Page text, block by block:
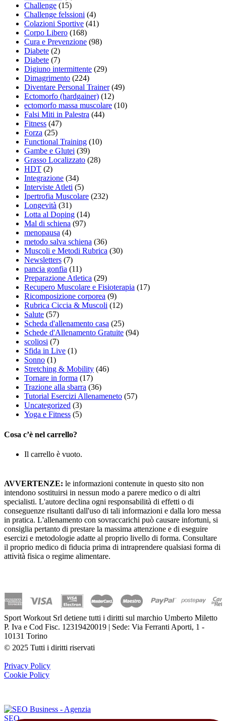
Challenge (15)
Challenge felssioni (4)
Colazioni Sportive (41)
Corpo Libero (168)
Cura e Prevenzione (98)
Diabete (2)
Diabete (7)
Digiuno intermittente (29)
Dimagrimento (224)
Diventare Personal Trainer(49)
Ectomorfo (hardgainer) (12)
ectomorfo massa muscolare (10)
Falsi Miti in Palestra (44)
Fitness (47)
Forza (25)
Functional Training (10)
Gambe e Glutei (39)
Grasso Localizzato (28)
HDT (2)
Integrazione (34)
Interviste Atleti (5)
Ipertrofia Muscolare (232)
Longevità (31)
Lotta al Doping (14)
Mal di schiena (97)
menopausa (4)
metodo salva schiena (36)
Muscoli e Metodi Rubrica (30)
Newsletters (7)
pancia gonfia (11)
Preparazione Atletica (29)
Recupero Muscolare e Fisioterapia (17)
Ricomposizione corporea (9)
Rubrica Ciccia & Muscoli (12)
Salute (57)
Scheda d'allenamento casa (25)
Schede d'Allenamento Gratuite (94)
scoliosi (7)
Sfida in Live (1)
Sonno (1)
Stretching & Mobility (46)
Tornare in forma (17)
Trazione alla sbarra (36)
Tutorial Esercizi Allenameneto (57)
Uncategorized (3)
Yoga e Fitness (5)
Cosa c’è nel carrello?
Il carrello è vuoto.
AVVERTENZE: le informazioni contenute in questo sito non
intendono sostituirsi in nessun modo a parere medico o di altri
specialisti. L'autore declina ogni responsabilità di effetti o di
conseguenze risultanti dall'uso di tali informazioni e dalla loro messa
in pratica. L'allenamento con sovraccarichi può causare infortuni, si
consiglia pertanto di prestare la massima attenzione e di eseguire
esercizi e metodologie adatte al proprio livello di forma. Consultare
il proprio medico di fiducia prima di intraprendere qualsiasi forma di
attività fisica o regime alimentare.
Sport Workout Srl detiene tutti i diritti sul marchio Umberto Miletto
P. Iva e Cod Fisc. 12319420019 | Sede: Via Ferranti Aporti, 1 -
10131 Torino
© 2025 Tutti i diritti riservati
Privacy Policy
Cookie Policy